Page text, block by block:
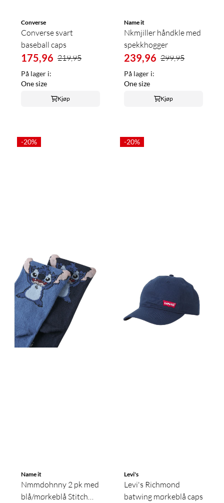
Converse
Converse svart
baseball caps
175,96 219,95
På lager i:
One size
Kjøp
Name it
Nkmjiller håndkle med
spekkhogger
239,96 299,95
På lager i:
One size
Kjøp
-20%
Name it
Nmmdohnny 2 pk med
blå/mørkeblå Stitch
-20%
Levi's
Levi's Richmond
batwing mørkeblå caps